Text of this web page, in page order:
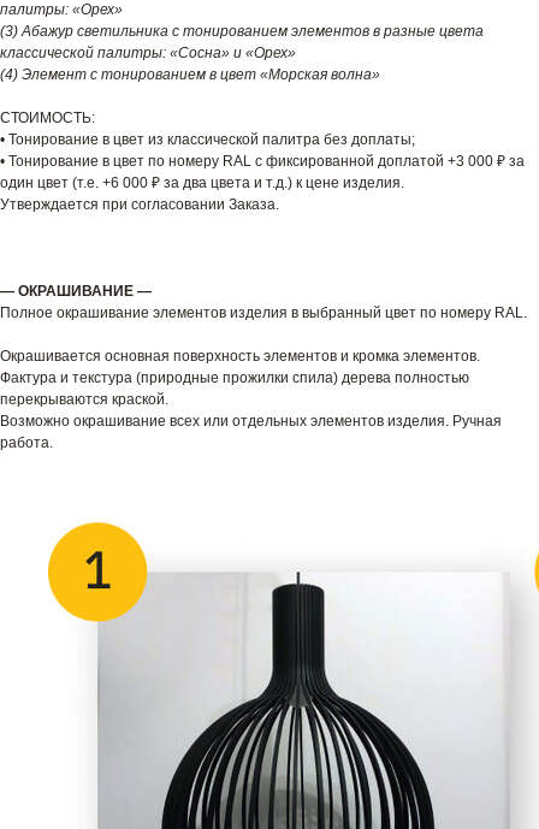
палитры: «Орех»
(3) Абажур светильника с тонированием элементов в разные цвета
классической палитры: «Сосна» и «Орех»
(4) Элемент с тонированием в цвет «Морская волна»
СТОИМОСТЬ:
• Тонирование в цвет из классической палитра без доплаты;
• Тонирование в цвет по номеру RAL с фиксированной доплатой +3 000 ₽ за
один цвет (т.е. +6 000 ₽ за два цвета и т.д.) к цене изделия.
Утверждается при согласовании Заказа.
— ОКРАШИВАНИЕ —
Полное окрашивание элементов изделия в выбранный цвет по номеру RAL.
Окрашивается основная поверхность элементов и кромка элементов.
Фактура и текстура (природные прожилки спила) дерева полностью
перекрываются краской.
Возможно окрашивание всех или отдельных элементов изделия. Ручная
работа.